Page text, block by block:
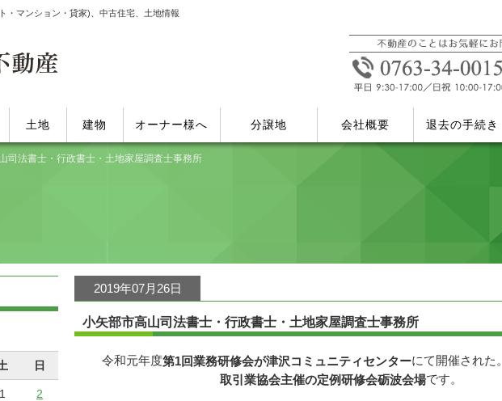
・マンション・貸家)、中古住宅、土地情報
土地 建物 オーナー様へ 分譲地 会社概要 退去の手続き
司法書士・行政書士・土地家屋調査士事務所
2019年07月26日
小矢部市高山司法書士・行政書士・土地家屋調査士事務所
令和元年度第1回業務研修会が津沢コミュニティセンターにて開催された。
取引業協会主催の定例研修会砺波会場です。
日
1 2